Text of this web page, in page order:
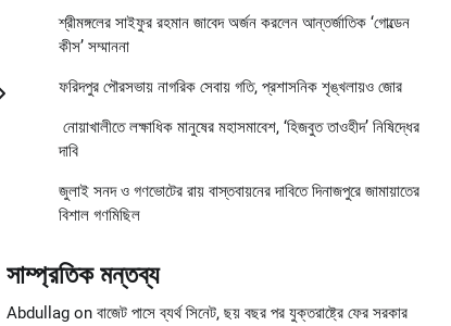
শ্রীমঙ্গলের সাইফুর রহমান জাবেদ অর্জন করলেন আন্তর্জাতিক ‘গোল্ডেন
কীস’ সম্মাননা
ফরিদপুর পৌরসভায় নাগরিক সেবায় গতি, প্রশাসনিক শৃঙ্খলায়ও জোর
নোয়াখালীতে লক্ষাধিক মানুষের মহাসমাবেশ, ‘হিজবুত তাওহীদ’ নিষিদ্ধের
দাবি
জুলাই সনদ ও গণভোটের রায় বাস্তবায়নের দাবিতে দিনাজপুরে জামায়াতের
বিশাল গণমিছিল
সাম্প্রতিক মন্তব্য
Abdullagon বাজেট পাসে ব্যর্থ সিনেট, ছয় বছর পর যুক্তরাষ্ট্রে ফের সরকার